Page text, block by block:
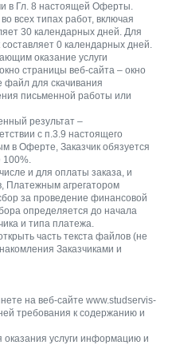
в Гл. 8 настоящей Оферты.
всех типах работ, включая
30 календарных дней. Для
0 календарных дней.
оказание услуги
страницы веб-сайта – окно
для скачивания
письменной работы или
результат –
с п.3.9 настоящего
в Оферте, Заказчик обязуется
100%.
и для оплаты заказа, и
Платежным агрегатором
за проведение финансовой
определяется до начала
и типа платежа.
часть текста файлов (не
Заказчиками и
на веб-сайте www.studservis-
требования к содержанию и
услуги информацию и